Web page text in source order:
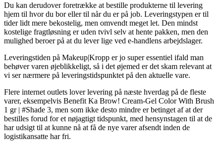
Du kan derudover foretrække at bestille produkterne til levering
hjem til hvor du bor eller til når du er på job. Leveringstypen er til
tider lidt mere bekostelig, men omvendt meget let. Den mindst
kostelige fragtløsning er uden tvivl selv at hente pakken, men den
mulighed beroer på at du lever lige ved e-handlens arbejdslager.
Leveringstiden på Makeup|Kropp er jo super essentiel ifald man
behøver varen øjeblikkeligt, så i det øjemed er det skam relevant at
vi ser nærmere på leveringstidspunktet på den aktuelle vare.
Flere internet outlets lover levering på næste hverdag på de fleste
varer, eksempelvis Benefit Ka Brow! Cream-Gel Color With Brush
1 gr | #Shade 3, men som ikke desto mindre er betinget af at der
bestilles forud for et nøjagtigt tidspunkt, med hensynstagen til at de
har udsigt til at kunne nå at få de nye varer afsendt inden de
logistikansatte har fri.